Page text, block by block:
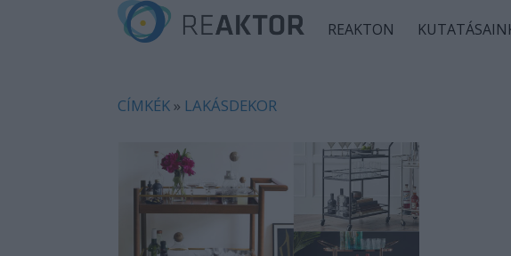
REAKTON
CÍMKÉK » LAKÁSDEKOR